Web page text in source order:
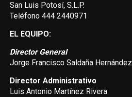
San Luis Potosí, S.L.P.
Teléfono 444 2440971
EL EQUIPO:
Director General
Jorge Francisco Saldaña Hernández
Director Administrativo
Luis Antonio Martínez Rivera